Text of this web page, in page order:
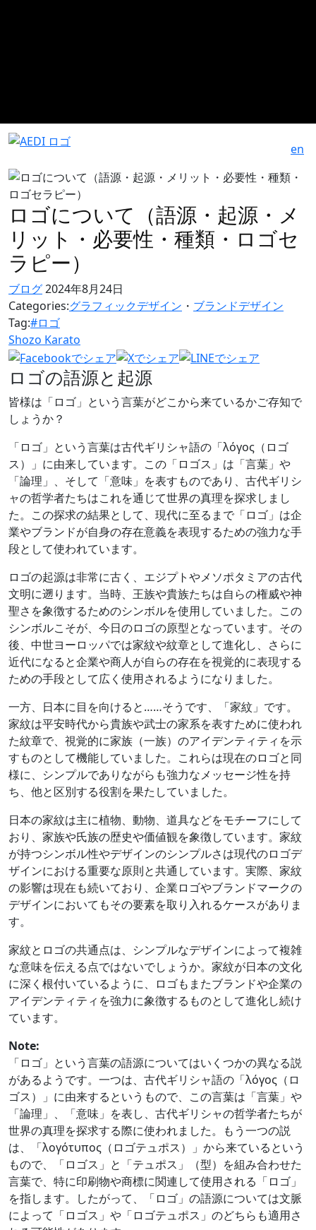
en
ロゴについて（語源・起源・メ
リット・必要性・種類・ロゴセ
ラピー）
ブログ2024年8月24日
Categories:グラフィックデザイン ・ ブランドデザイン
Tag:#ロゴ
Shozo Karato
ロゴの語源と起源
皆様は「ロゴ」という言葉がどこから来ているかご存知で
しょうか？
「ロゴ」という言葉は古代ギリシャ語の「λόγος（ロゴ
ス）」に由来しています。この「ロゴス」は「言葉」や
「論理」、そして「意味」を表すものであり、古代ギリシ
ャの哲学者たちはこれを通じて世界の真理を探求しまし
た。この探求の結果として、現代に至るまで「ロゴ」は企
業やブランドが自身の存在意義を表現するための強力な手
段として使われています。
ロゴの起源は非常に古く、エジプトやメソポタミアの古代
文明に遡ります。当時、王族や貴族たちは自らの権威や神
聖さを象徴するためのシンボルを使用していました。この
シンボルこそが、今日のロゴの原型となっています。その
後、中世ヨーロッパでは家紋や紋章として進化し、さらに
近代になると企業や商人が自らの存在を視覚的に表現する
ための手段として広く使用されるようになりました。
一方、日本に目を向けると……そうです、「家紋」です。
家紋は平安時代から貴族や武士の家系を表すために使われ
た紋章で、視覚的に家族（一族）のアイデンティティを示
すものとして機能していました。これらは現在のロゴと同
様に、シンプルでありながらも強力なメッセージ性を持
ち、他と区別する役割を果たしていました。
日本の家紋は主に植物、動物、道具などをモチーフにして
おり、家族や氏族の歴史や価値観を象徴しています。家紋
が持つシンボル性やデザインのシンプルさは現代のロゴデ
ザインにおける重要な原則と共通しています。実際、家紋
の影響は現在も続いており、企業ロゴやブランドマークの
デザインにおいてもその要素を取り入れるケースがありま
す。
家紋とロゴの共通点は、シンプルなデザインによって複雑
な意味を伝える点ではないでしょうか。家紋が日本の文化
に深く根付いているように、ロゴもまたブランドや企業の
アイデンティティを強力に象徴するものとして進化し続け
ています。
Note:
「ロゴ」という言葉の語源についてはいくつかの異なる説
があるようです。一つは、古代ギリシャ語の「λόγος（ロ
ゴス）」に由来するというもので、この言葉は「言葉」や
「論理」、「意味」を表し、古代ギリシャの哲学者たちが
世界の真理を探求する際に使われました。もう一つの説
は、「λογότυπος（ロゴテュポス）」から来ているという
もので、「ロゴス」と「テュポス」（型）を組み合わせた
言葉で、特に印刷物や商標に関連して使用される「ロゴ」
を指します。したがって、「ロゴ」の語源については文脈
によって「ロゴス」や「ロゴテュポス」のどちらも適用さ